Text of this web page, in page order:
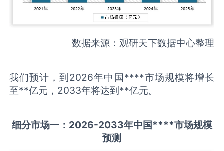
数据来源：观研天下数据中心整理
我们预计，到2026年中国****市场规模将增长
至**亿元，2033年将达到**亿元。
细分市场一： 2026-2033年中国****市场规模
预测